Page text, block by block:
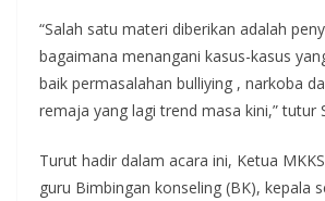
“Salah satu materi diberikan adalah
bagaimana menangani kasus-kasus
baik permasalahan bulliying , narkoba
remaja yang lagi trend masa kini,” tutur
Turut hadir dalam acara ini, Ketua
guru Bimbingan konseling (BK), kepala